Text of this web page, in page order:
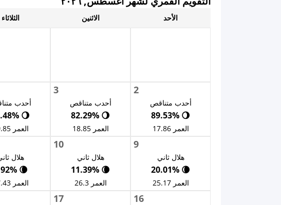
الأحد الاثنين الثلاثاء
2
أحدب متناقص
🌖 89.53%
العمر 17.86
3
أحدب متناقص
🌖 82.29%
العمر 18.85
أحدب
🌖 73.48%
العمر 19.85
9
هلال ثاني
🌘 20.01%
العمر 25.17
10
هلال ثاني
🌘 11.39%
العمر 26.3
هلال
🌘 4.92%
العمر 27.43
16
17